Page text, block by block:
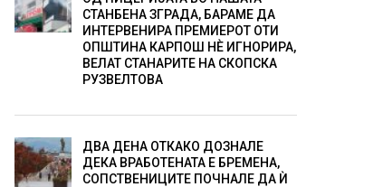
СТАНБЕНА ЗГРАДА, БАРАМЕ ДА
ИНТЕРВЕНИРА ПРЕМИЕРОТ ОТИ
ОПШТИНА КАРПОШ НÈ ИГНОРИРА,
ВЕЛАТ СТАНАРИТЕ НА СКОПСКА
РУЗВЕЛТОВА
ДВА ДЕНА ОТКАКО ДОЗНАЛЕ
ДЕКА ВРАБОТЕНАТА Е БРЕМЕНА,
СОПСТВЕНИЦИТЕ ПОЧНАЛЕ ДА Ѝ